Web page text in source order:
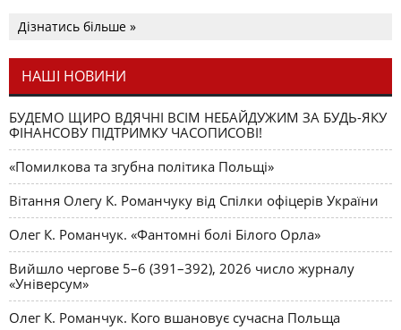
Дізнатись більше »
НАШІ НОВИНИ
БУДЕМО ЩИРО ВДЯЧНІ ВСІМ НЕБАЙДУЖИМ ЗА БУДЬ-ЯКУ
ФІНАНСОВУ ПІДТРИМКУ ЧАСОПИСОВІ!
«Помилкова та згубна політика Польщі»
Вітання Олегу К. Романчуку від Спілки офіцерів України
Олег К. Романчук. «Фантомні болі Білого Орла»
Вийшло чергове 5–6 (391–392), 2026 число журналу
«Універсум»
Олег К. Романчук. Кого вшановує сучасна Польща